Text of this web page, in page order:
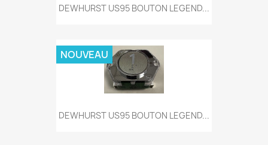
DEWHURST US95 BOUTON LEGEND...
DEWHURST US95 BOUTON LEGEND...
NOUVEAU